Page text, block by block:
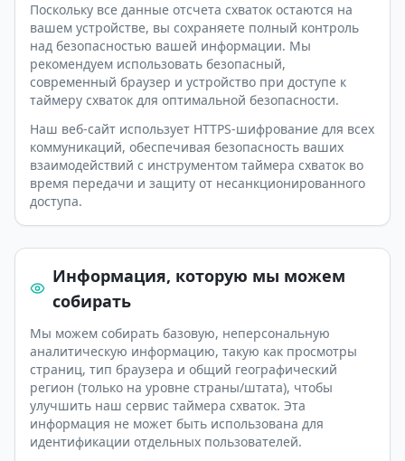
Поскольку все данные отсчета схваток остаются на
вашем устройстве, вы сохраняете полный контроль
над безопасностью вашей информации. Мы
рекомендуем использовать безопасный,
современный браузер и устройство при доступе к
таймеру схваток для оптимальной безопасности.
Наш веб-сайт использует HTTPS-шифрование для всех
коммуникаций, обеспечивая безопасность ваших
взаимодействий с инструментом таймера схваток во
время передачи и защиту от несанкционированного
доступа.
Информация, которую мы можем
собирать
Мы можем собирать базовую, неперсональную
аналитическую информацию, такую как просмотры
страниц, тип браузера и общий географический
регион (только на уровне страны/штата), чтобы
улучшить наш сервис таймера схваток. Эта
информация не может быть использована для
идентификации отдельных пользователей.